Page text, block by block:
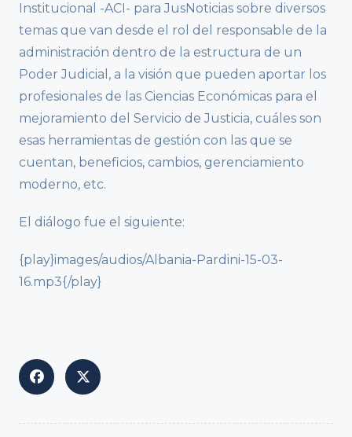
Institucional -ACI- para JusNoticias sobre diversos
temas que van desde el rol del responsable de la
administración dentro de la estructura de un
Poder Judicial, a la visión que pueden aportar los
profesionales de las Ciencias Económicas para el
mejoramiento del Servicio de Justicia, cuáles son
esas herramientas de gestión con las que se
cuentan, beneficios, cambios, gerenciamiento
moderno, etc.
El diálogo fue el siguiente:
{play}images/audios/Albania-Pardini-15-03-
16.mp3{/play}